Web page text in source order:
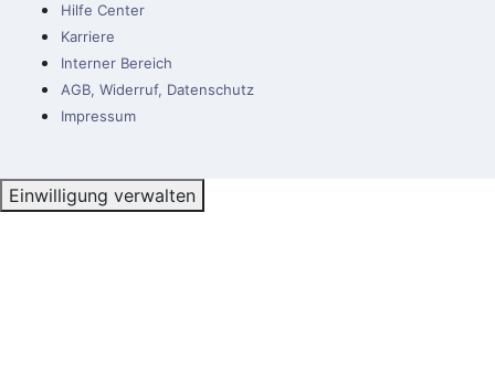
Hilfe Center
Karriere
Interner Bereich
AGB, Widerruf, Datenschutz
Impressum
Einwilligung verwalten